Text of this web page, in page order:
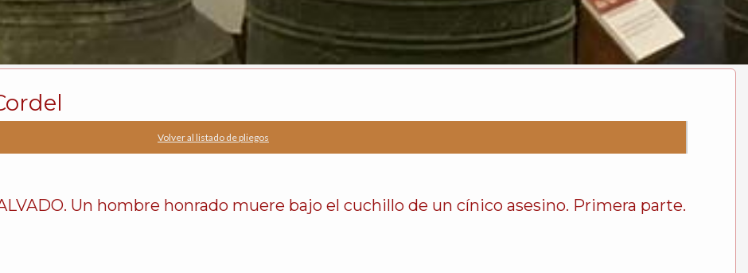
Volver al listado de pliegos
Un hombre honrado muere bajo el cuchillo de un cínico asesino. Primera parte.